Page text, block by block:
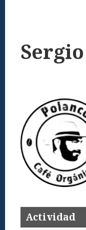
Sergio
Actividad